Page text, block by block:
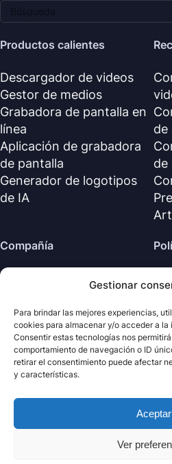
Gestionar
Para brindar las mejores experiencias,
cookies para almacenar y/o acceder a
Consentir estas tecnologías nos
comportamiento de navegación o ID
retirar el consentimiento puede afectar
y características.
Aceptar
Ver
Productos calientes
Descargador de videos
Gestor de medios
Grabadora de pantalla en
línea
Aplicación de grabadora
de pantalla
Generador de logotipos
de IA
de
de
Compañía
Sobre nosotros
Centro de soporte
2026
Mind
·